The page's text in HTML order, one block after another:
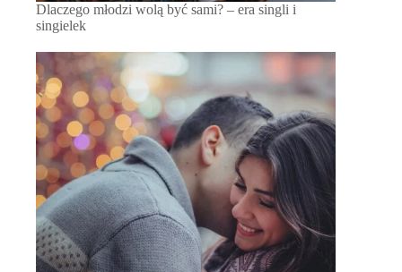
Dlaczego młodzi wolą być sami? – era singli i
singielek